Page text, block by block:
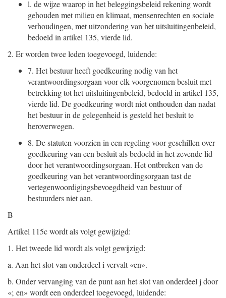
l. de wijze waarop in het beleggingsbeleid rekening wordt
gehouden met milieu en klimaat, mensenrechten en sociale
verhoudingen, met uitzondering van het uitsluitingenbeleid,
bedoeld in artikel 135, vierde lid.
2. Er worden twee leden toegevoegd, luidende:
7. Het bestuur heeft goedkeuring nodig van het
verantwoordingsorgaan voor elk voorgenomen besluit met
betrekking tot het uitsluitingenbeleid, bedoeld in artikel 135,
vierde lid. De goedkeuring wordt niet onthouden dan nadat
het bestuur in de gelegenheid is gesteld het besluit te
heroverwegen.
8. De statuten voorzien in een regeling voor geschillen over
goedkeuring van een besluit als bedoeld in het zevende lid
door het verantwoordingsorgaan. Het ontbreken van de
goedkeuring van het verantwoordingsorgaan tast de
vertegenwoordigingsbevoegdheid van bestuur of
bestuurders niet aan.
B
Artikel 115c wordt als volgt gewijzigd:
1. Het tweede lid wordt als volgt gewijzigd:
a. Aan het slot van onderdeel i vervalt «en».
b. Onder vervanging van de punt aan het slot van onderdeel j door
«; en» wordt een onderdeel toegevoegd, luidende: